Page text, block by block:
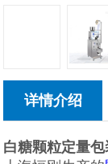
详情介绍
白糖颗粒定量